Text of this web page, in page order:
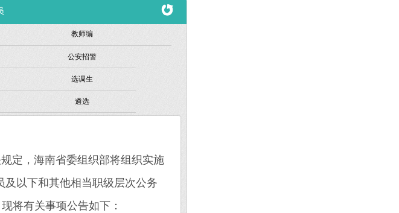
教师编
公安招警
选调生
遴选
定，海南省委组织部将组织实施
及以下和其他相当职级层次公务
将有关事项公告如下：